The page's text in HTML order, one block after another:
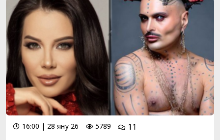
16:00 | 28 яну 26 5789
11